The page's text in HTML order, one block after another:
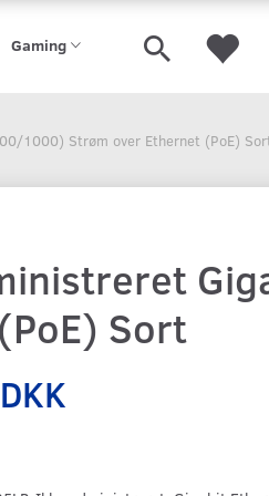
Gaming
1000) Strøm over Ethernet (PoE)
Sort